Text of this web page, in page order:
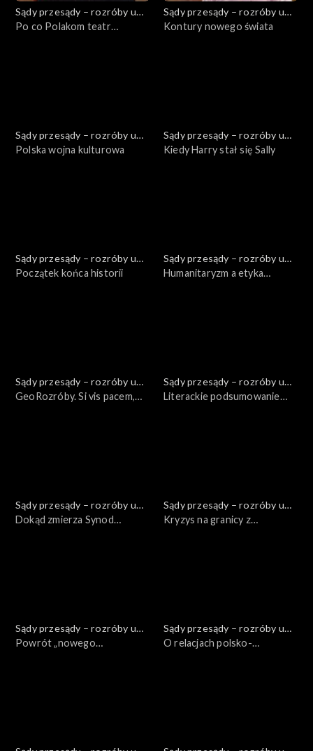
Sądy przesądy – rozróby u
Kuby
Po co Polakom teatr
Sądy przesądy – rozróby u
Kuby
Kontury nowego świata
Sądy przesądy – rozróby u
Kuby
Polska wojna kulturowa
Sądy przesądy – rozróby u
Kuby
Kiedy Harry stał się Sally
Sądy przesądy – rozróby u
Kuby
Początek końca historii
Sądy przesądy – rozróby u
Kuby
Humanitaryzm a etyka
Sądy przesądy – rozróby u
Kuby
GeoRozróby. Si vis pacem,
Sądy przesądy – rozróby u
Kuby
Literackie podsumowanie
Sądy przesądy – rozróby u
Kuby
Dokąd zmierza Synod
Sądy przesądy – rozróby u
Kuby
Kryzys na granicy z
Sądy przesądy – rozróby u
Kuby
Powrót „nowego
Sądy przesądy – rozróby u
Kuby
O relacjach polsko-